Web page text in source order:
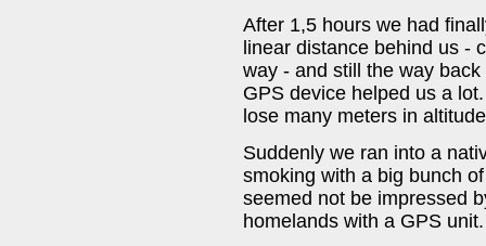
After 1,5 hours we had
linear distance behind us -
way - and still the way
GPS device helped us a
lose many meters in
Suddenly we ran into a
smoking with a big bunch
seemed not be impressed
homelands with a GPS unit.